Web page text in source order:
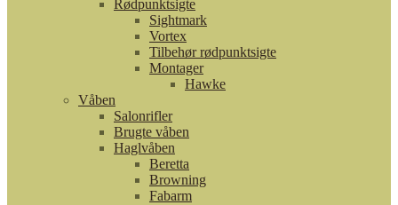
Rødpunktsigte
Sightmark
Vortex
Tilbehør rødpunktsigte
Montager
Hawke
Våben
Salonrifler
Brugte våben
Haglvåben
Beretta
Browning
Fabarm